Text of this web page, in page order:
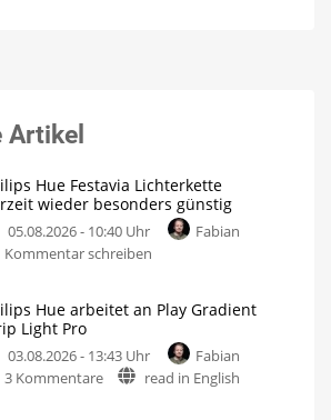
Artikel
Hue Festavia Lichterkette
wieder besonders günstig
05.08.2026 - 10:40 Uhr
Fabian
Kommentar schreiben
Hue arbeitet an Play Gradient
Light Pro
03.08.2026 - 13:43 Uhr
Fabian
3 Kommentare
read in English